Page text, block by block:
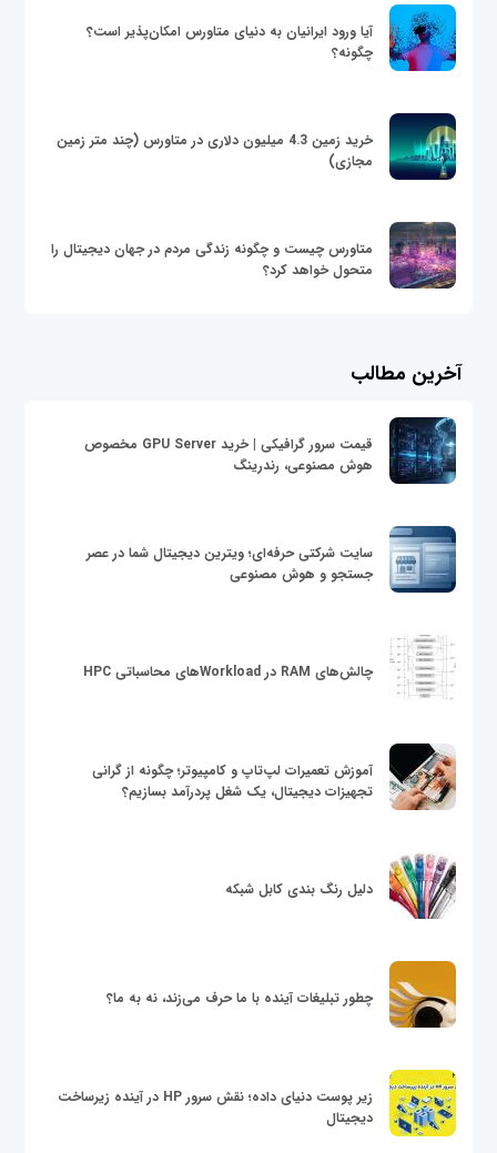
آیا ورود ایرانیان به دنیای متاورس امکان‌پذیر است؟
چگونه؟
خرید زمین 4.3 میلیون دلاری در متاورس (چند متر زمین
مجازی)
متاورس چیست و چگونه زندگی مردم در جهان دیجیتال را
متحول خواهد کرد؟
آخرین مطالب
قیمت سرور گرافیکی | خرید GPU Server مخصوص
هوش مصنوعی، رندرینگ
سایت شرکتی حرفه‌ای؛ ویترین دیجیتال شما در عصر
جستجو و هوش مصنوعی
چالش‌های RAM در Workloadهای محاسباتی HPC
آموزش تعمیرات لپ‌تاپ و کامپیوتر؛ چگونه از گرانی
تجهیزات دیجیتال، یک شغل پردرآمد بسازیم؟
دلیل رنگ بندی کابل شبکه
چطور تبلیغات آینده با ما حرف می‌زند، نه به ما؟
زیر پوست دنیای داده؛ نقش سرور HP در آینده زیرساخت
دیجیتال